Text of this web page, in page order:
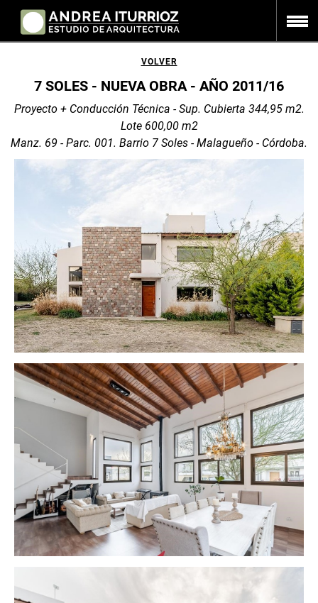
VOLVER
7 SOLES - NUEVA OBRA - AÑO 2011/16
Proyecto + Conducción Técnica - Sup. Cubierta 344,95 m2.
Lote 600,00 m2
Manz. 69 - Parc. 001. Barrio 7 Soles - Malagueño - Córdoba.